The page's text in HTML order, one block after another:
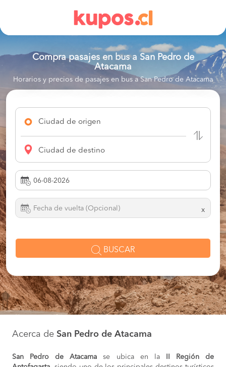
Compra pasajes en bus a San Pedro de
Atacama
Horarios y precios de pasajes en bus a San Pedro de Atacama
Ciudad de origen
Ciudad de destino
x
BUSCAR
Acerca de San Pedro de Atacama
San Pedro de Atacama se ubica en la
II Región de